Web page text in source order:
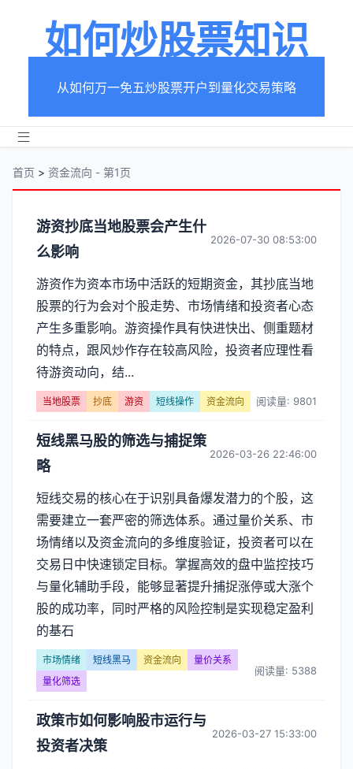
如何炒股票知识
从如何万一免五炒股票开户到量化交易策略
首页 > 资金流向 - 第1页
分
类
【资
金
流
向】
章
列
表
第
页
游资抄底当地股票会产生什
么影响
2026-07-30 08:53:00
游资作为资本市场中活跃的短期资金，其抄底当地
股票的行为会对个股走势、市场情绪和投资者心态
产生多重影响。游资操作具有快进快出、侧重题材
的特点，跟风炒作存在较高风险，投资者应理性看
待游资动向，结...
当地股票 抄底 游资 短线操作 资金流向 阅读量: 9801
短线黑马股的筛选与捕捉策
略
2026-03-26 22:46:00
短线交易的核心在于识别具备爆发潜力的个股，这
需要建立一套严密的筛选体系。通过量价关系、市
场情绪以及资金流向的多维度验证，投资者可以在
交易日中快速锁定目标。掌握高效的盘中监控技巧
与量化辅助手段，能够显著提升捕捉涨停或大涨个
股的成功率，同时严格的风险控制是实现稳定盈利
的基石
市场情绪 短线黑马 资金流向
量价关系
量化筛选
阅读量: 5388
政策市如何影响股市运行与
投资者决策
2026-03-27 15:33:00